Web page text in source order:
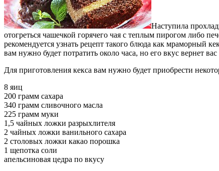
Наступила
отогреться чашечкой горячего чая с теплым пирогом либо
рекомендуется узнать рецепт такого блюда как мраморный
вам нужно будет потратить около часа, но его вкус вернет вас
Для приготовления кекса вам нужно будет приобрести
8 яиц
200 грамм сахара
340 грамм сливочного масла
225 грамм муки
1,5 чайных ложки разрыхлителя
2 чайных ложки ванильного сахара
2 столовых ложки какао порошка
1 щепотка соли
апельсиновая цедра по вкусу